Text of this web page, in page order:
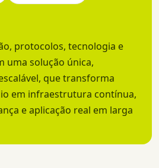
protocolos, tecnologia e
uma solução única,
que transforma
em infraestrutura contínua,
e aplicação real em larga